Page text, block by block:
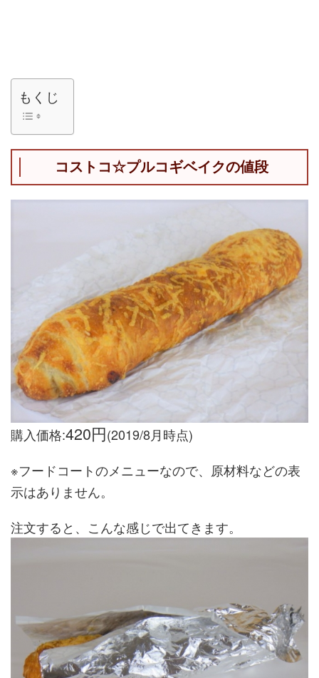
もくじ
コストコ☆プルコギベイクの値段
購入価格:420円(2019/8月時点)
※フードコートのメニューなので、原材料などの表
示はありません。
注文すると、こんな感じで出てきます。